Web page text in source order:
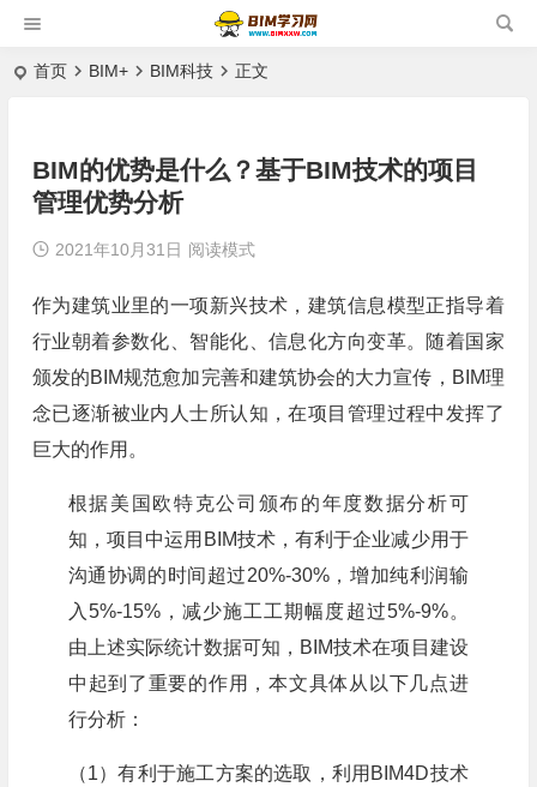
首页 BIM+ BIM科技 正文
BIM的优势是什么？基于BIM技术的项目
管理优势分析
2021年10月31日 阅读模式
作为建筑业里的一项新兴技术，建筑信息模型正指导着
行业朝着参数化、智能化、信息化方向变革。随着国家
颁发的BIM规范愈加完善和建筑协会的大力宣传，BIM理
念已逐渐被业内人士所认知，在项目管理过程中发挥了
巨大的作用。
根据美国欧特克公司颁布的年度数据分析可
知，项目中运用BIM技术，有利于企业减少用于
沟通协调的时间超过20%-30%，增加纯利润输
入5%-15%，减少施工工期幅度超过5%-9%。
由上述实际统计数据可知，BIM技术在项目建设
中起到了重要的作用，本文具体从以下几点进
行分析：
（1）有利于施工方案的选取，利用BIM4D技术